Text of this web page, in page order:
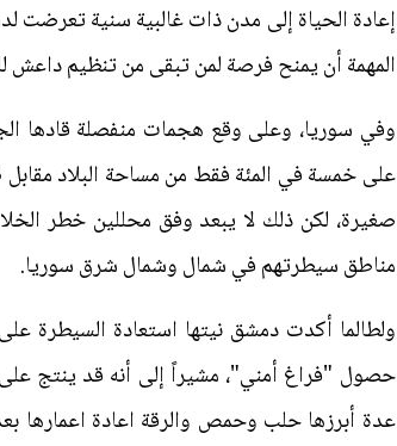
إعادة الحياة إلى مدن ذات غالبية سنية تعرضت
المهمة أن يمنح فرصة لمن تبقى من تنظيم داعش
وفي سوريا، وعلى وقع هجمات منفصلة قادها
صغيرة، لكن ذلك لا يبعد وفق محللين خطر
مناطق سيطرتهم في شمال وشمال شرق سوريا.
ولطالما أكدت دمشق نيتها استعادة السيطرة
حصول "فراغ أمني"، مشيراً إلى أنه قد ينتج
عدة أبرزها حلب وحمص والرقة اعادة اعمارها